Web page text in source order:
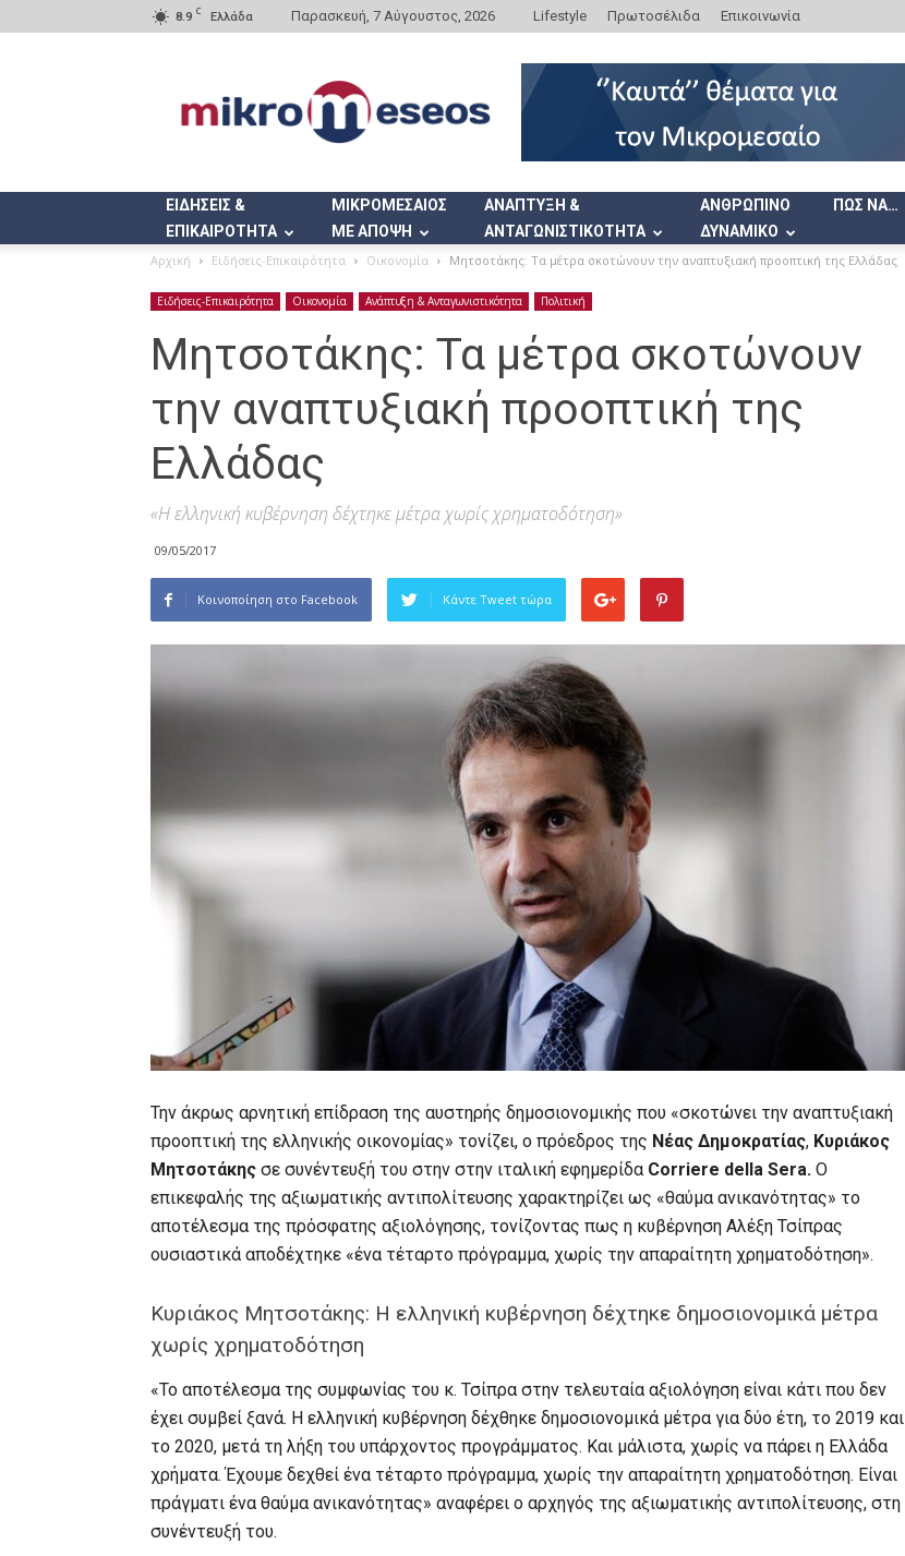
8.9 C Ελλάδα Παρασκευή, 7 Αύγουστος, 2026 Lifestyle Πρωτοσέλιδα Επικοινωνία
ΕΙΔΗΣΕΙΣ &
ΕΠΙΚΑΙΡΟΤΗΤΑ
ΜΙΚΡΟΜΕΣΑΙΟΣ
ΜΕ ΑΠΟΨΗ
ΑΝΑΠΤΥΞΗ &
ΑΝΤΑΓΩΝΙΣΤΙΚΟΤΗΤΑ
ΑΝΘΡΩΠΙΝΟ
ΔΥΝΑΜΙΚΟ
ΠΩΣ ΝΑ…
Αρχική Ειδήσεις-Επικαιρότητα Οικονομία Μητσοτάκης: Τα μέτρα σκοτώνουν την αναπτυξιακή προοπτική της Ελλάδας
Ειδήσεις-Επικαιρότητα Οικονομία Ανάπτυξη & Ανταγωνιστικότητα Πολιτική
Μητσοτάκης: Τα μέτρα σκοτώνουν
την αναπτυξιακή προοπτική της
Ελλάδας
«Η ελληνική κυβέρνηση δέχτηκε μέτρα χωρίς χρηματοδότηση»
09/05/2017
Κοινοποίηση στο Facebook Κάντε Tweet τώρα
Την άκρως αρνητική επίδραση της αυστηρής δημοσιονομικής που «σκοτώνει την αναπτυξιακή
προοπτική της ελληνικής οικονομίας» τονίζει, ο πρόεδρος της Νέας Δημοκρατίας, Κυριάκος
Μητσοτάκης σε συνέντευξή του στην στην ιταλική εφημερίδα Corriere della Sera. Ο
επικεφαλής της αξιωματικής αντιπολίτευσης χαρακτηρίζει ως «θαύμα ανικανότητας» το
αποτέλεσμα της πρόσφατης αξιολόγησης, τονίζοντας πως η κυβέρνηση Αλέξη Τσίπρας
ουσιαστικά αποδέχτηκε «ένα τέταρτο πρόγραμμα, χωρίς την απαραίτητη χρηματοδότηση».
Κυριάκος Μητσοτάκης: Η ελληνική κυβέρνηση δέχτηκε δημοσιονομικά μέτρα
χωρίς χρηματοδότηση
«Το αποτέλεσμα της συμφωνίας του κ. Τσίπρα στην τελευταία αξιολόγηση είναι κάτι που δεν
έχει συμβεί ξανά. Η ελληνική κυβέρνηση δέχθηκε δημοσιονομικά μέτρα για δύο έτη, το 2019 και
το 2020, μετά τη λήξη του υπάρχοντος προγράμματος. Και μάλιστα, χωρίς να πάρει η Ελλάδα
χρήματα. Έχουμε δεχθεί ένα τέταρτο πρόγραμμα, χωρίς την απαραίτητη χρηματοδότηση. Είναι
πράγματι ένα θαύμα ανικανότητας» αναφέρει ο αρχηγός της αξιωματικής αντιπολίτευσης, στη
συνέντευξή του.